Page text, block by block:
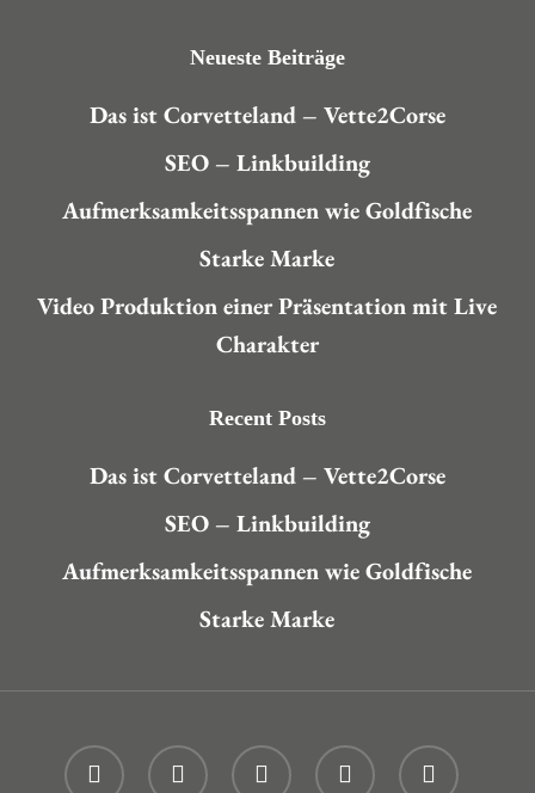
Neueste Beiträge
Das ist Corvetteland – Vette2Corse
SEO – Linkbuilding
Aufmerksamkeitsspannen wie Goldfische
Starke Marke
Video Produktion einer Präsentation mit Live
Charakter
Recent Posts
Das ist Corvetteland – Vette2Corse
SEO – Linkbuilding
Aufmerksamkeitsspannen wie Goldfische
Starke Marke
twitter facebook linkedin youtube instagram